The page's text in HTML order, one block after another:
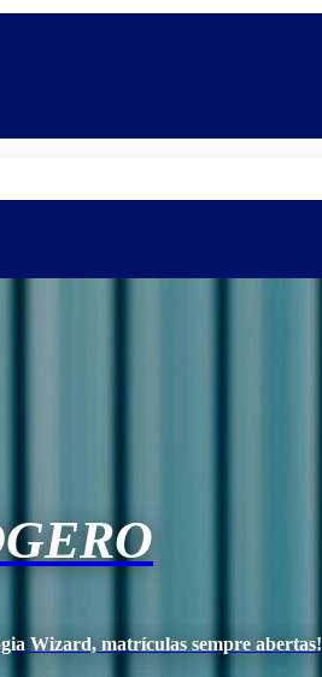
Wizard, matrículas sempre abertas!